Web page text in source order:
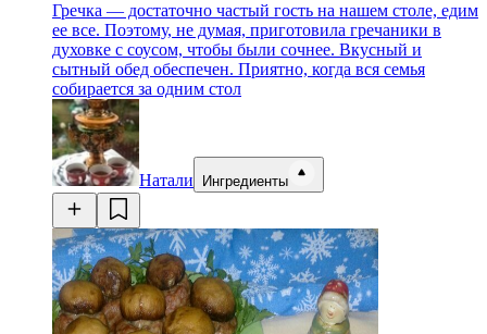
Гречка — достаточно частый гость на нашем столе, едим
ее все. Поэтому, не думая, приготовила гречаники в
духовке с соусом, чтобы были сочнее. Вкусный и
сытный обед обеспечен. Приятно, когда вся семья
собирается за одним стол
Натали Ингредиенты